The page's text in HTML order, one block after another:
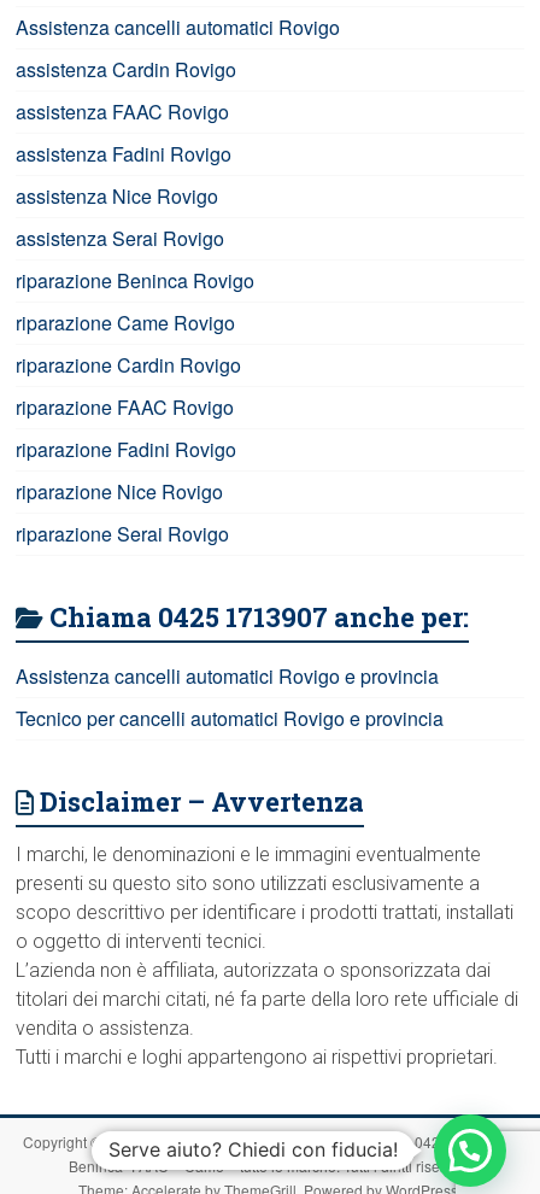
Assistenza cancelli automatici Rovigo
assistenza Cardin Rovigo
assistenza FAAC Rovigo
assistenza Fadini Rovigo
assistenza Nice Rovigo
assistenza Serai Rovigo
riparazione Beninca Rovigo
riparazione Came Rovigo
riparazione Cardin Rovigo
riparazione FAAC Rovigo
riparazione Fadini Rovigo
riparazione Nice Rovigo
riparazione Serai Rovigo
Chiama 0425 1713907 anche per:
Assistenza cancelli automatici Rovigo e provincia
Tecnico per cancelli automatici Rovigo e provincia
Disclaimer – Avvertenza
I marchi, le denominazioni e le immagini eventualmente
presenti su questo sito sono utilizzati esclusivamente a
scopo descrittivo per identificare i prodotti trattati, installati
o oggetto di interventi tecnici.
L’azienda non è affiliata, autorizzata o sponsorizzata dai
titolari dei marchi citati, né fa parte della loro rete ufficiale di
vendita o assistenza.
Tutti i marchi e loghi appartengono ai rispettivi proprietari.
Copyright © 2026 RovigoCancelliAutomatici.com – Chiama 0425 1713907-
Beninca -FAAC – Came – tutte le marche. Tutti i diritti riservati.
Theme: Accelerate by ThemeGrill. Powered byWordPress.
Serve aiuto? Chiedi con fiducia!